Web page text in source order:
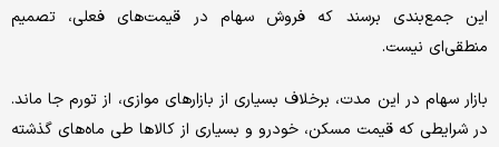
این جمع‌بندی برسند که فروش سهام در قیمت‌های فعلی، تصمیم
منطقی‌ای نیست.
بازار سهام در این مدت، برخلاف بسیاری از بازارهای موازی، از تورم جا ماند.
در شرایطی که قیمت مسکن، خودرو و بسیاری از کالاها طی ماه‌های گذشته